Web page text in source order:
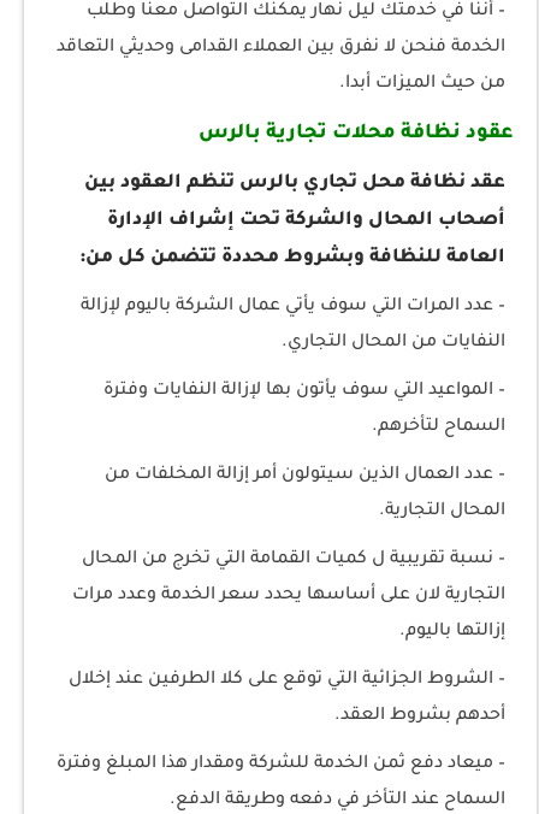
– أننا في خدمتك ليل نهار يمكنك التواصل معنا وطلب
الخدمة فنحن لا نفرق بين العملاء القدامى وحديثي التعاقد
من حيث الميزات أبدا.
عقود نظافة محلات تجارية بالرس
عقد نظافة محل تجاري بالرس تنظم العقود بين
أصحاب المحال والشركة تحت إشراف الإدارة
العامة للنظافة وبشروط محددة تتضمن كل من:
– عدد المرات التي سوف يأتي عمال الشركة باليوم لإزالة
النفايات من المحال التجاري.
– المواعيد التي سوف يأتون بها لإزالة النفايات وفترة
السماح لتأخرهم.
– عدد العمال الذين سيتولون أمر إزالة المخلفات من
المحال التجارية.
– نسبة تقريبية ل كميات القمامة التي تخرج من المحال
التجارية لان على أساسها يحدد سعر الخدمة وعدد مرات
إزالتها باليوم.
– الشروط الجزائية التي توقع على كلا الطرفين عند إخلال
أحدهم بشروط العقد.
– ميعاد دفع ثمن الخدمة للشركة ومقدار هذا المبلغ وفترة
السماح عند التأخر في دفعه وطريقة الدفع.